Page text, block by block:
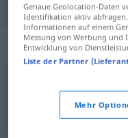
Genaue Geolocation-Daten
Identifikation aktiv
Informationen auf einem
Messung von Werbung
Entwicklung von
Liste der Partner
Mehr